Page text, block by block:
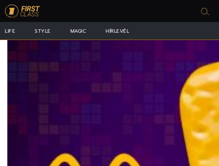
LIFE STYLE MAGIC HÍRLEVÉL